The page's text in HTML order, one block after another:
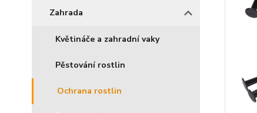
Zahrada
Květináče a zahradní vaky
Pěstování rostlin
Ochrana rostlin